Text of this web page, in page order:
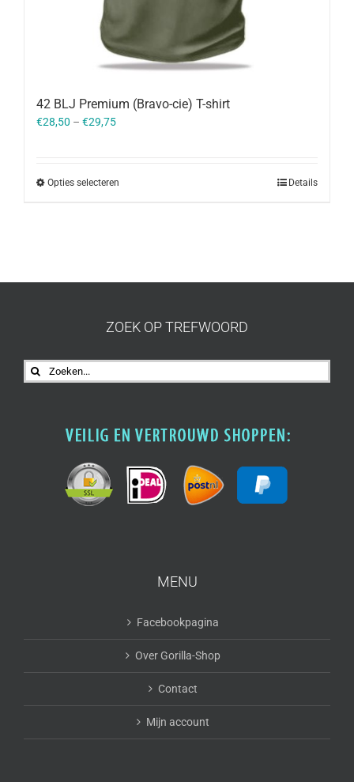
42 BLJ Premium (Bravo-cie) T-shirt
€28,50 – €29,75
Opties selecteren Details
ZOEK OP TREFWOORD
Zoeken
naar:
MENU
Facebookpagina
Over Gorilla-Shop
Contact
Mijn account